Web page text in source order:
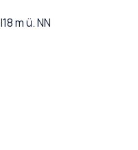
|18m ü. NN